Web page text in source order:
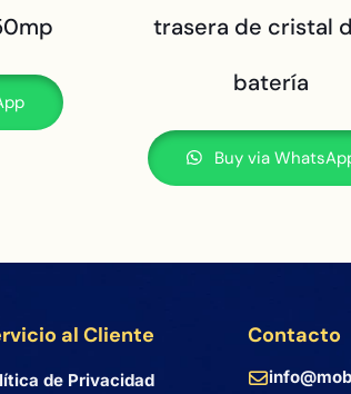
trasera de cristal
batería
Buy via
al Cliente
de Privacidad
Contacto